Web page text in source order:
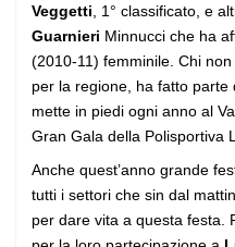
Veggetti , 1° classificato, e
Guarnieri Minnucci che ha
(2010-11) femminile. Chi
per la regione, ha fatto parte
mette in piedi ogni anno al
Gran Gala della Polisportiva
Anche quest’anno grande
tutti i settori che sin dal
per dare vita a questa festa.